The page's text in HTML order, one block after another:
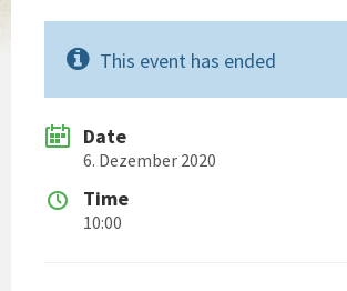
This event has ended
Date
6. Dezember 2020
Time
10:00